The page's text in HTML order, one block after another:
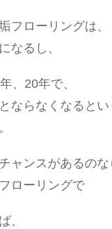
フローリングは、
なるし、
、20年で、
ならなくなるとい
ャンスがあるのな
ローリングで
、